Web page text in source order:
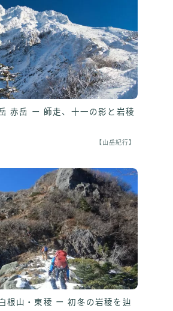
赤岳 ー 師走、十一の影と岩稜
【山岳紀行】
根山・東稜 ー 初冬の岩稜を辿